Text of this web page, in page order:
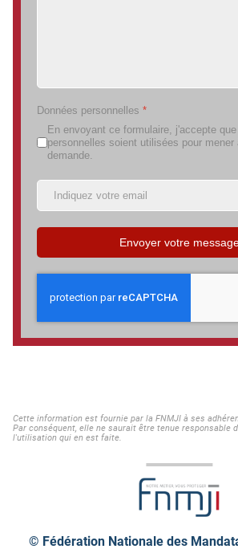
Données personnelles *
En envoyant ce formulaire, j'accepte
personnelles soient utilisées pour mener
demande.
Envoyer votre
Cette information est fournie par la FNMJI à ses
Par conséquent, elle ne saurait être tenue responsable
l'utilisation qui en est faite.
© Fédération Nationale des